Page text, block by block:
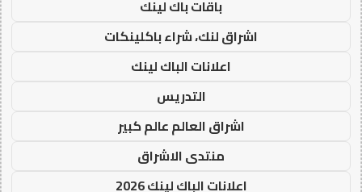
باقات باك لينك
اشراق لنك، شراء باكلينكات
اعلانات الباك لينك
التدريس
اشراق العالم عالم كبير
منتدى الاشراق
اعلانات الباك لينك 2026